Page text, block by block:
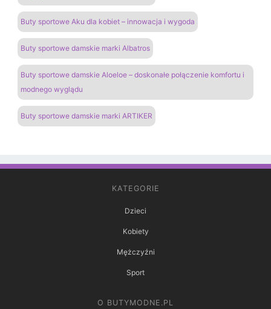
Buty sportowe Aku dla kobiet – innowacja i wygoda
Buty sportowe damskie marki Albatros
Buty sportowe damskie Aloeloe – doskonałe połączenie komfortu i
modnego wyglądu
Buty sportowe damskie marki ARTIKER
KATEGORIE
Dzieci
Kobiety
Mężczyźni
Sport
O BUTYMODNE.PL